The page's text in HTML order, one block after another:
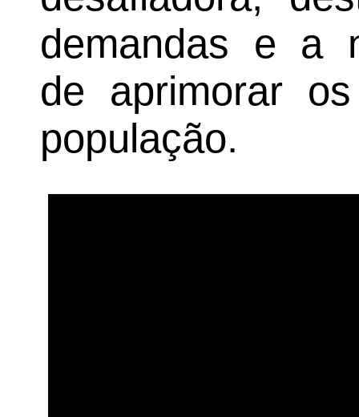
demandas e a
de aprimorar
população.